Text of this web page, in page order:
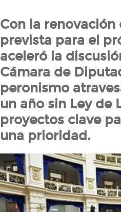
Con la
prevista para el
aceleró la
Cámara de
peronismo
un año sin Ley de
proyectos clave
una prioridad.